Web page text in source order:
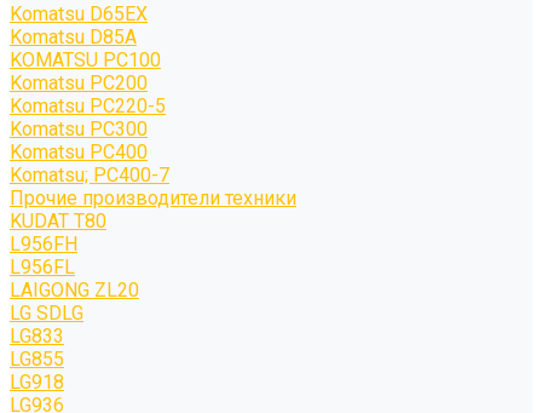
Komatsu D65EX
Komatsu D85A
KOMATSU PC100
Komatsu PC200
Komatsu PC220-5
Komatsu PC300
Komatsu PC400
Komatsu; PC400-7
Прочие производители техники
KUDAT T80
L956FH
L956FL
LAIGONG ZL20
LG SDLG
LG833
LG855
LG918
LG936